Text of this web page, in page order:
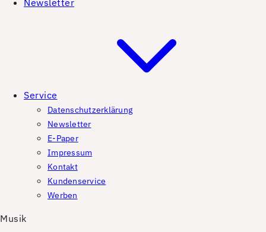
Newsletter
Service
Datenschutzerklärung
Newsletter
E-Paper
Impressum
Kontakt
Kundenservice
Werben
Musik